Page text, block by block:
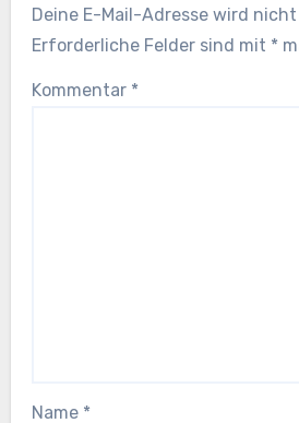
Deine E-Mail-Adresse wird
Erforderliche Felder sind mit *
Kommentar *
Name *